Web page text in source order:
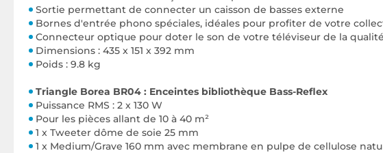
Sortie permettant de connecter un caisson de basses externe
Bornes d'entrée phono spéciales, idéales pour profiter de votre
Connecteur optique pour doter le son de votre téléviseur de la
Dimensions : 435 x 151 x 392 mm
Poids : 9.8 kg
Triangle Borea BR04 : Enceintes bibliothèque Bass-Reflex
Puissance RMS : 2 x 130 W
Pour les pièces allant de 10 à 40 m²
1 x Tweeter dôme de soie 25 mm
1 x Medium/Grave 160 mm avec membrane en pulpe de cellulose